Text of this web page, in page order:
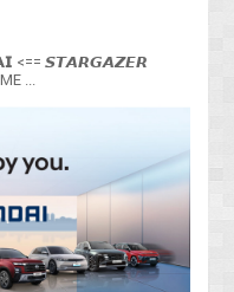
𝙎𝙏𝘼𝙍𝙂𝘼𝙕𝙀𝙍
...